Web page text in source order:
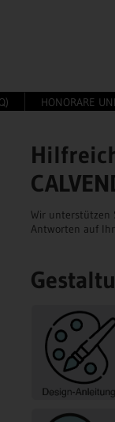
HONORARE
Wir unterstützen
Antworten auf